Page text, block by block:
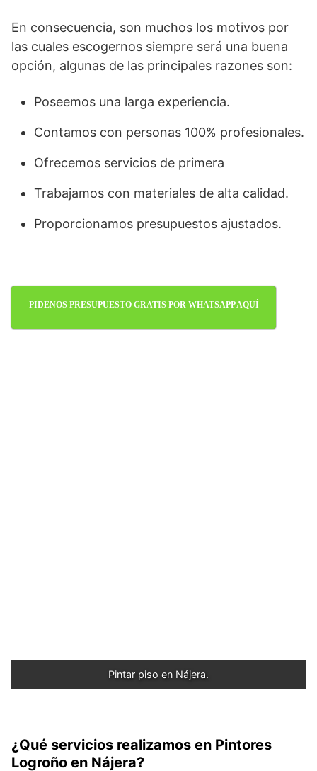
En consecuencia, son muchos los motivos por
las cuales escogernos siempre será una buena
opción, algunas de las principales razones son:
Poseemos una larga experiencia.
Contamos con personas 100% profesionales.
Ofrecemos servicios de primera
Trabajamos con materiales de alta calidad.
Proporcionamos presupuestos ajustados.
PIDENOS PRESUPUESTO GRATIS POR WHATSAPP AQUÍ
Pintar piso en Nájera.
¿Qué servicios realizamos en Pintores
Logroño en Nájera?